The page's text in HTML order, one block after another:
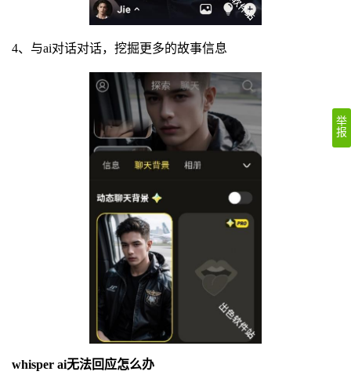
4、与ai对话对话，挖掘更多的故事信息
whisper ai无法回应怎么办
举
报